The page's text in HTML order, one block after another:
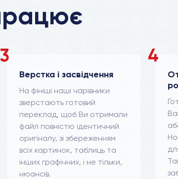
3
Верстка і засвідчення
На фініші наші чарівники
зверстають готовий
переклад, щоб Ви отримали
файл повністю ідентичний
оригіналу, зі збереженням
всіх картинок, таблиць та
інших графічних, і не тільки,
нюансів.
4